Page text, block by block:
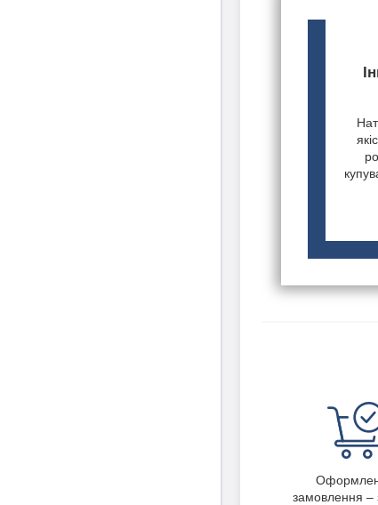
замовлення –